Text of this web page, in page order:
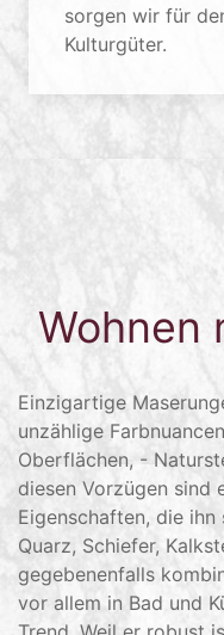
sorgen wir für
Kulturgüter.
Wohnen
Einzigartige
unzählige
Oberflächen, -
diesen Vorzügen sind
Eigenschaften, die
Quarz, Schiefer,
gegebenenfalls
vor allem in Bad und